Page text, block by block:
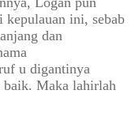
kepulauan ini, sebab
dan
u digantinya
baik. Maka lahirlah